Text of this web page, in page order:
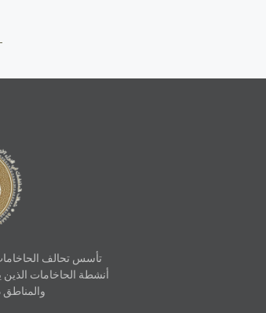
تأسس تحالف
أنشطة الحاخامات الذين
والمناطق